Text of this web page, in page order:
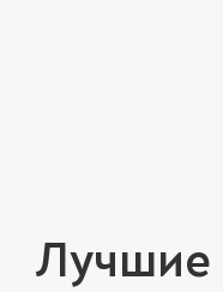
Лучшие